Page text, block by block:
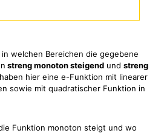
welchen Bereichen die gegebene
streng monoton steigend und streng
hier eine e-Funktion mit linearer
sowie mit quadratischer Funktion in
Funktion monoton steigt und wo